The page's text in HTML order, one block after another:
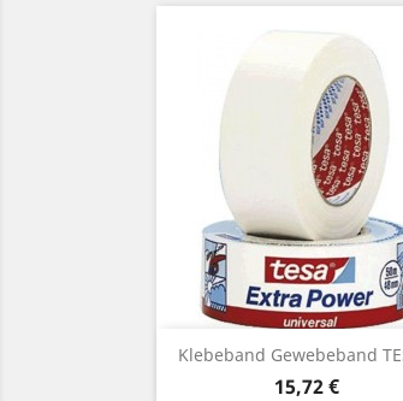
Klebeband Gewebeband
Preis
15,72 €
Vorschau